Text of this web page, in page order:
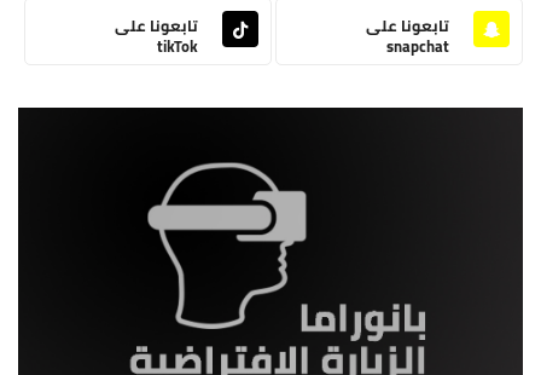
تابعونا على
snapchat
تابعونا على
tikTok